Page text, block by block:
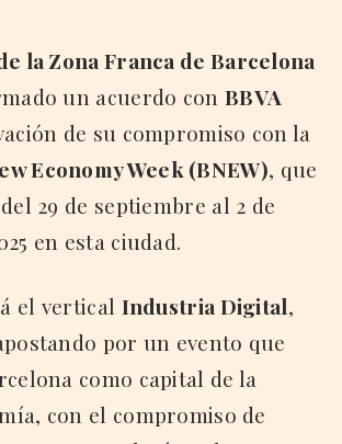
la Zona Franca de Barcelona
un acuerdo con BBVA
de su compromiso con la
Economy Week (BNEW), que
29 de septiembre al 2 de
en esta ciudad.
el vertical Industria Digital,
por un evento que
como capital de la
con el compromiso de